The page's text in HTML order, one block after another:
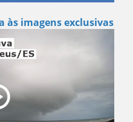
às imagens exclusivas